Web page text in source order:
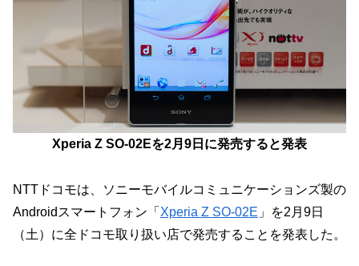
Xperia Z SO-02Eを2月9日に発売すると発表
NTTドコモは、ソニーモバイルコミュニケーションズ製の
Androidスマートフォン「 Xperia Z SO-02E 」を2月9日
（土）に全ドコモ取り扱い店で発売することを発表した。